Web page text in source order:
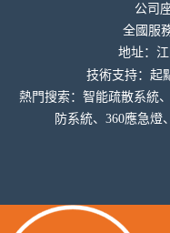
公司
全國服
地址：
技術支持： 起
熱門搜索：智能疏散系統
防系統、360應急燈